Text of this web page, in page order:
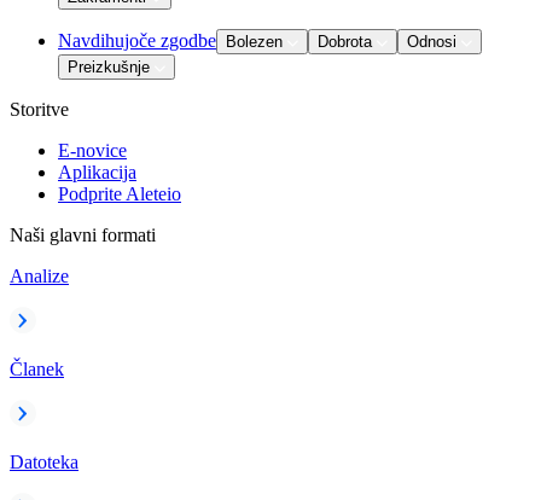
Navdihujoče zgodbe Bolezen Dobrota
Odnosi
Preizkušnje
Storitve
E-novice
Aplikacija
Podprite Aleteio
Naši glavni formati
Analize
Članek
Datoteka